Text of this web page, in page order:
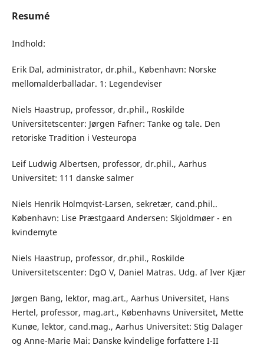
Resumé
Indhold:
Erik Dal, administrator, dr.phil., København: Norske
mellomalderballadar. 1: Legendeviser
Niels Haastrup, professor, dr.phil., Roskilde
Universitetscenter: Jørgen Fafner: Tanke og tale. Den
retoriske Tradition i Vesteuropa
Leif Ludwig Albertsen, professor, dr.phil., Aarhus
Universitet: 111 danske salmer
Niels Henrik Holmqvist-Larsen, sekretær, cand.phil..
København: Lise Præstgaard Andersen: Skjoldmøer - en
kvindemyte
Niels Haastrup, professor, dr.phil., Roskilde
Universitetscenter: DgO V, Daniel Matras. Udg. af Iver Kjær
Jørgen Bang, lektor, mag.art., Aarhus Universitet, Hans
Hertel, professor, mag.art., Københavns Universitet, Mette
Kunøe, lektor, cand.mag., Aarhus Universitet: Stig Dalager
og Anne-Marie Mai: Danske kvindelige forfattere I-II